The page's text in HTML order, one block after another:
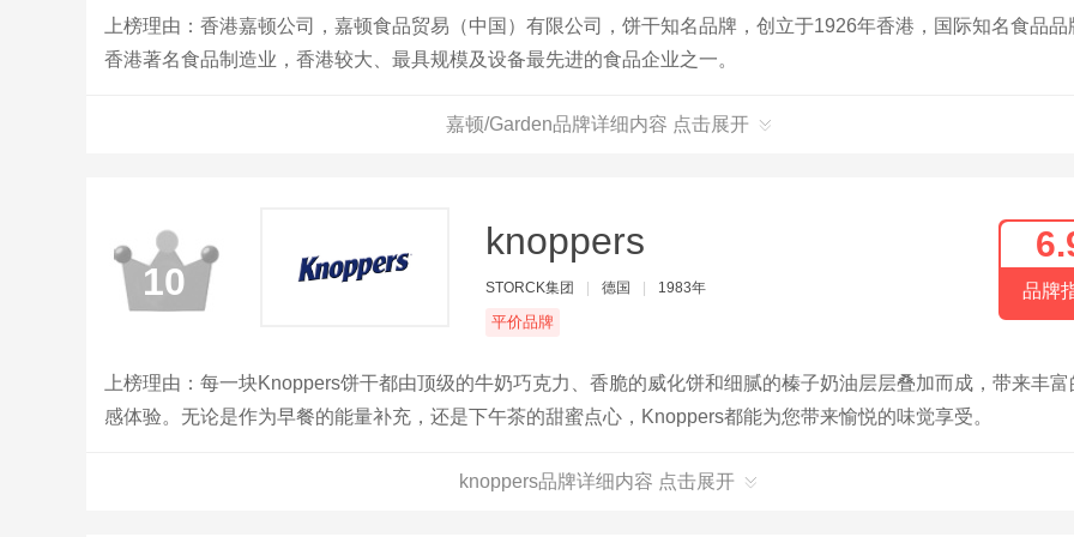
上榜理由：香港嘉顿公司，嘉顿食品贸易（中国）有限公司，饼干知名品牌，创立于1926年香港，国际知名食品品
香港著名食品制造业，香港较大、最具规模及设备最先进的食品企业之一。
嘉顿/Garden品牌详细内容 点击展开
10
knoppers
STORCK集团 德国 1983年
平价品牌
品牌
上榜理由：每一块Knoppers饼干都由顶级的牛奶巧克力、香脆的威化饼和细腻的榛子奶油层层叠加而成，带来丰富
感体验。无论是作为早餐的能量补充，还是下午茶的甜蜜点心，Knoppers都能为您带来愉悦的味觉享受。
knoppers品牌详细内容 点击展开